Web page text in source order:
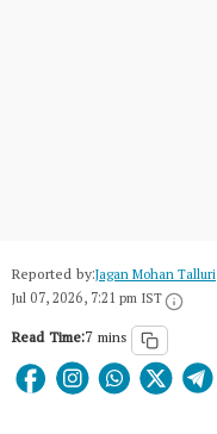
Reported by:Jagan Mohan Talluri
Jul 07, 2026, 7:21 pm IST
Read Time:7 mins